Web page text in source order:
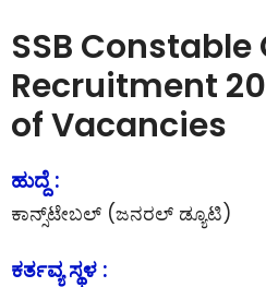
SSB Constable
Recruitment
of Vacancies
ಹುದ್ದೆ :
ಕಾನ್ಸ್‌ಟೇಬಲ್‌ (ಜನರಲ್ ಡ್ಯೂಟಿ)
ಕರ್ತವ್ಯ ಸ್ಥಳ :